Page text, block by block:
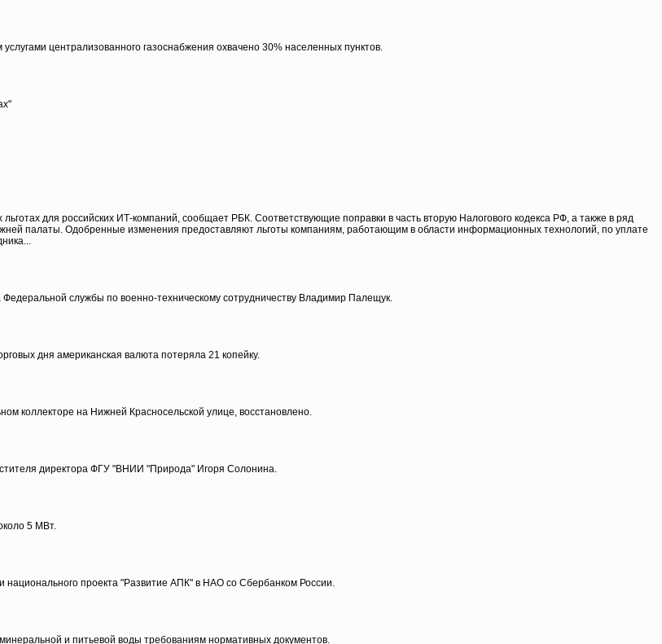
централизованного газоснабжения охвачено 30% населенных пунктов.
для российских ИТ-компаний, сообщает РБК. Соответствующие поправки в часть вторую Налогового кодекса РФ, а также в ряд
палаты. Одобренные изменения предоставляют льготы компаниям, работающим в области информационных технологий, по уплате
службы по военно-техническому сотрудничеству Владимир Палещук.
дня американская валюта потеряла 21 копейку.
коллекторе на Нижней Красносельской улице, восстановлено.
директора ФГУ "ВНИИ "Природа" Игоря Солонина.
5 МВт.
проекта "Развитие АПК" в НАО со Сбербанком России.
и питьевой воды требованиям нормативных документов.